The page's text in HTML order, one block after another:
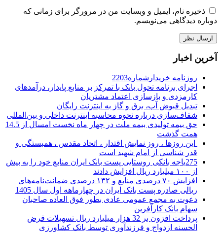
ذخیره نام، ایمیل و وبسایت من در مرورگر برای زمانی که
دوباره دیدگاهی می‌نویسم.
آخرین اخبار
روزنامه خریدارشماره2203
اجرای برنامه تحول بانک با تمرکز بر منابع پایدار، درآمدهای
کارمزدی و بازسازی اعتماد مشتریان
تبدیل قبوض آب، برق و گاز به اینترنت رایگان
شفاف‌سازی درباره نحوه محاسبه اینترنت داخلی و بین‌المللی
حق بیمه تولیدی بیمه ملت در چهار ماه نخست امسال از 14.5
همت گذشت
این روزها ، روز نمایش اقتدار ، اتحاد مقدس ، همبستگی و
قدر شناسی از امام شهید است
275باجه بانکی روستایی پست بانک ایران منابع خود را به بیش
از ۱۰۰ میلیارد ریال افزایش دادند
افزایش ۷۰ درصدی منابع و ۱۳۲ درصدی ضمانت‌نامه‌های
ریالی صادره پست بانک ایران در چهارماهه اول سال 1405
دعوت به مجمع عمومی عادی بطور فوق العاده صاحبان
سهام بانک کارآفرین
پرداخت افزون بر 32 هزار میلیارد ریال تسهیلات قرض
الحسنه ازدواج و فرزندآوری توسط بانک کشاورزی